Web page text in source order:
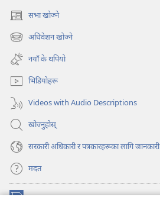
सभा खोज्ने
(ब्राउजरको
अर्को
ट्याबमा
नयाँ
पृष्ठ
खुल्नेछ)
अधिवेशन खोज्ने
(ब्राउजरको
अर्को
ट्याबमा
नयाँ
पृष्ठ
खुल्नेछ)
नयाँ के थपियो
भिडियोहरू
Videos with Audio Descriptions
खोज्नुहोस्‌
सरकारी अधिकारी र पत्रकारहरूका लागि जानकारी
मदत